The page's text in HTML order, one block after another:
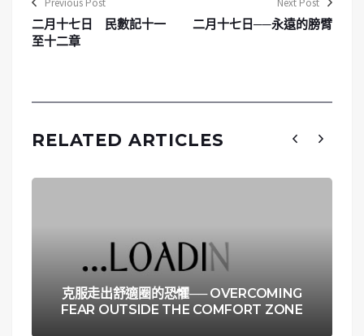
二月十七日 民數記十一
至十二章
二月十七日──永遠的膀臂
RELATED ARTICLES
克服走出舒適圈的恐懼── OVERCOMING
FEAR OUTSIDE THE COMFORT ZONE